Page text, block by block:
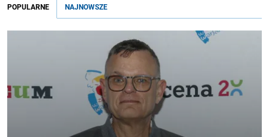
POPULARNE NAJNOWSZE